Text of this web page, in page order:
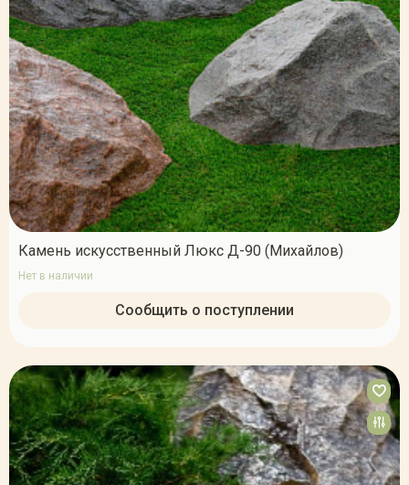
Камень искусственный Люкс Д-90 (Михайлов)
Нет в наличии
Сообщить о поступлении